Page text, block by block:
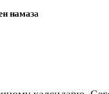
намаза